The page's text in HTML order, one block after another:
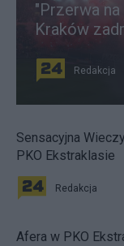
"Przerwa
Kraków
Redakcja
Sensacyjna
PKO Ekstraklasie
Redakcja
Afera w PKO